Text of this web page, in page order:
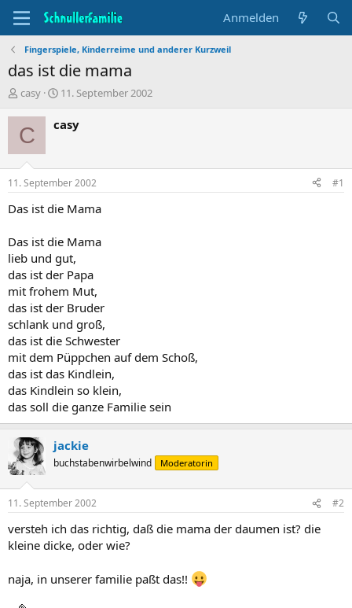
Anmelden
Fingerspiele, Kinderreime und anderer Kurzweil
das ist die mama
T
e
m
n
t
a
e
r
casy
B
g
a
t
11. September 2002
C casy
11. September 2002 #1
Das ist die Mama
Das ist die Mama
lieb und gut,
das ist der Papa
mit frohem Mut,
das ist der Bruder
schlank und groß,
das ist die Schwester
mit dem Püppchen auf dem Schoß,
das ist das Kindlein,
das Kindlein so klein,
das soll die ganze Familie sein
jackie
buchstabenwirbelwind Moderatorin
11. September 2002 #2
versteh ich das richtig, daß die mama der daumen ist? die
kleine dicke, oder wie?
naja, in unserer familie paßt das!!